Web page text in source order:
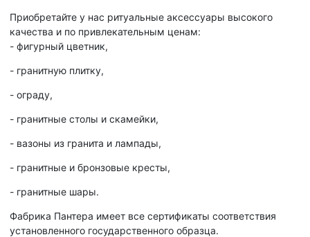
Приобретайте у нас ритуальные аксессуары высокого
качества и по привлекательным ценам:
- фигурный цветник,
- гранитную плитку,
- ограду,
- гранитные столы и скамейки,
- вазоны из гранита и лампады,
- гранитные и бронзовые кресты,
- гранитные шары.
Фабрика Пантера имеет все сертификаты соответствия
установленного государственного образца.